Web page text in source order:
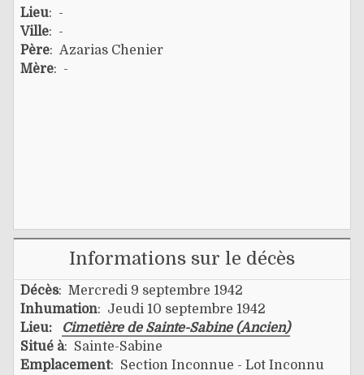
Lieu: -
Ville: -
Père: Azarias Chenier
Mère: -
Informations sur le décès
Décès: Mercredi 9 septembre 1942
Inhumation: Jeudi 10 septembre 1942
Lieu:
Cimetière de Sainte-Sabine (Ancien)
Situé à: Sainte-Sabine
Emplacement: Section Inconnue - Lot Inconnu